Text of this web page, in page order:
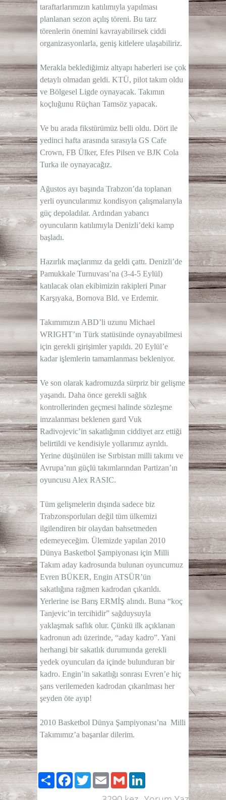
taraftarlarımızın katılımıyla yapılması
planlanan sezon açılış töreni. Bu tarz
törenlerin önemini kavrayabilirsek ciddi
organizasyonlarla, geniş kitlelere ulaşabiliriz.
Merakla beklediğimiz altyapı haberleri ise çok
detaylı olmadan geldi. KTÜ, pilot takım oldu
ve Bölgesel Ligde oynayacak. Takımın
koçluğunu Rüçhan Tamsöz yapacak.
Ve bu arada fikstürümüz belli oldu. Dört ile
yedinci hafta arasında sırasıyla GS Cafe
Crown, FB Ülker, Efes Pilsen ve BJK Cola
Turka ile oynayacağız.
Ağustos ayı başında Trabzon’da toplanan
yerli oyuncularımız kondisyon çalışmalarıyla
güç depoladılar. Ardından yabancı
oyuncuların katılımıyla Denizli’deki kamp
başladı.
Hazırlık maçlarımız da geldi çattı. Denizli’de
Pamukkale Turnuvası’na (3-4-5 Eylül)
katılacak olan ekibimizin rakipleri Pınar
Karşıyaka, Bornova Bld. ve Erdemir.
Takımımızın ABD’li uzunu Michael
WRIGHT’ın Türk statüsünde oynayabilmesi
için gerekli girişimler yapıldı. 20 Eylül’e
kadar işlemlerin tamamlanması bekleniyor.
Ve son olarak kadromuzda sürpriz bir gelişme
yaşandı. Daha önce gerekli sağlık
kontrollerinden geçmesi halinde sözleşme
imzalanması beklenen gard Vuk
Radivojevic’in sakatlığının ciddiyet arz ettiği
belirtildi ve kendisiyle yollarımız ayrıldı.
Yerine düşünülen ise Sırbistan milli takımı ve
Avrupa’nın güçlü takımlarından Partizan’ın
oyuncusu Alex RASIC.
Tüm gelişmelerin dışında sadece biz
Trabzonsporluları değil tüm ülkemizi
ilgilendiren bir olaydan bahsetmeden
edemeyeceğim. Ülemizde yapılan 2010
Dünya Basketbol Şampiyonası için Milli
Takım aday kadrosunda bulunan oyuncumuz
Evren BÜKER, Engin ATSÜR’ün
sakatlığına rağmen kadrodan çıkarıldı.
Yerlerine ise Barış ERMİŞ alındı. Buna “koç
Tanjevic’in tercihidir” sağduysuyla
yaklaşmak saflık olur. Çünkü ilk açıklanan
kadronun adı üzerinde, “aday kadro”. Yani
herhangi bir sakatlık durumunda gerekli
yedek oyuncuları da içinde bulunduran bir
kadro. Engin’in sakatlığı sonrası Evren’e hiç
şans verilemeden kadrodan çıkarılması her
şeyden öte ayıp!
2010 Basketbol Dünya Şampiyonası’na Milli
Takımımız’a başarılar dilerim.
PaylaşFacebook
TwitterEmailGmail